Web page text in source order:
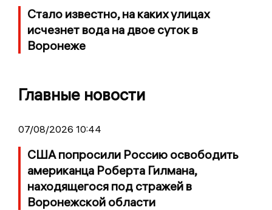
Стало известно, на каких улицах
исчезнет вода на двое суток в
Воронеже
Главные новости
07/08/2026 10:44
США попросили Россию освободить
американца Роберта Гилмана,
находящегося под стражей в
Воронежской области